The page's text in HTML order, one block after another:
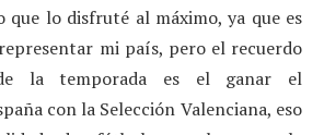
que lo disfruté al máximo, ya que es
mi país, pero el recuerdo
la temporada es el ganar el
con la Selección Valenciana, eso